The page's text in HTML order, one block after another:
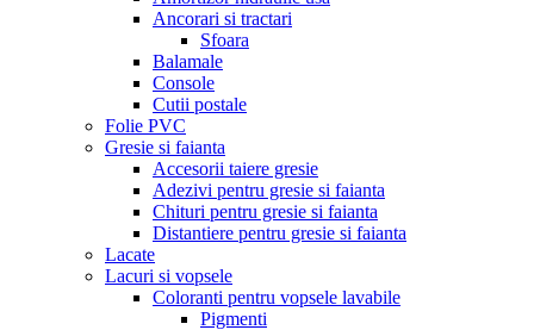
Ancorari si tractari
Sfoara
Balamale
Console
Cutii postale
Folie PVC
Gresie si faianta
Accesorii taiere gresie
Adezivi pentru gresie si faianta
Chituri pentru gresie si faianta
Distantiere pentru gresie si faianta
Lacate
Lacuri si vopsele
Coloranti pentru vopsele lavabile
Pigmenti